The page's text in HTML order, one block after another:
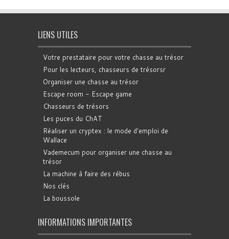
LIENS UTILES
Votre prestataire pour votre chasse au trésor
Pour les lecteurs, chasseurs de trésorsr
Organiser une chasse au trésor
Escape room - Escape game
Chasseurs de trésors
Les puces du ChAT
Réaliser un cryptex : le mode d'emploi de
Wallace
Vademecum pour organiser une chasse au
trésor
La machine à faire des rébus
Nos clés
La boussole
INFORMATIONS IMPORTANTES